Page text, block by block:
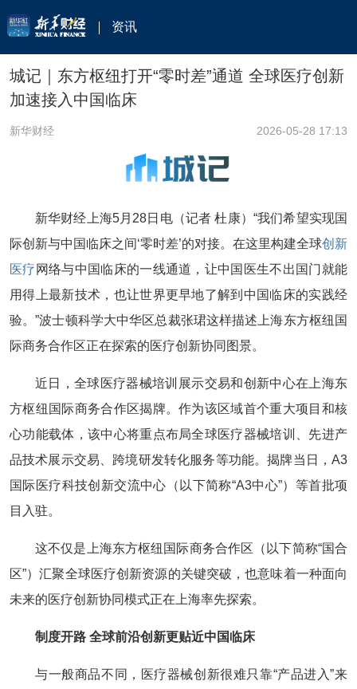
资讯
城记｜东方枢纽打开“零时差”通道 全球医疗创新
加速接入中国临床
新华财经 2026-05-28 17:13
新华财经上海5月28日电（记者 杜康）“我们希望实现国
际创新与中国临床之间‘零时差’的对接。在这里构建全球创新
医疗 网络与中国临床的一线通道，让中国医生不出国门就能
用得上最新技术，也让世界更早地了解到中国临床的实践经
验。”波士顿科学大中华区总裁张珺这样描述上海东方枢纽国
际商务合作区正在探索的医疗创新协同图景。
近日，全球医疗器械培训展示交易和创新中心在上海东
方枢纽国际商务合作区揭牌。作为该区域首个重大项目和核
心功能载体，该中心将重点布局全球医疗器械培训、先进产
品技术展示交易、跨境研发转化服务等功能。揭牌当日，A3
国际医疗科技创新交流中心（以下简称“A3中心”）等首批项
目入驻。
这不仅是上海东方枢纽国际商务合作区（以下简称“国合
区”）汇聚全球医疗创新资源的关键突破，也意味着一种面向
未来的医疗创新协同模式正在上海率先探索。
制度开路 全球前沿创新更贴近中国临床
与一般商品不同，医疗器械创新很难只靠“产品进入”来